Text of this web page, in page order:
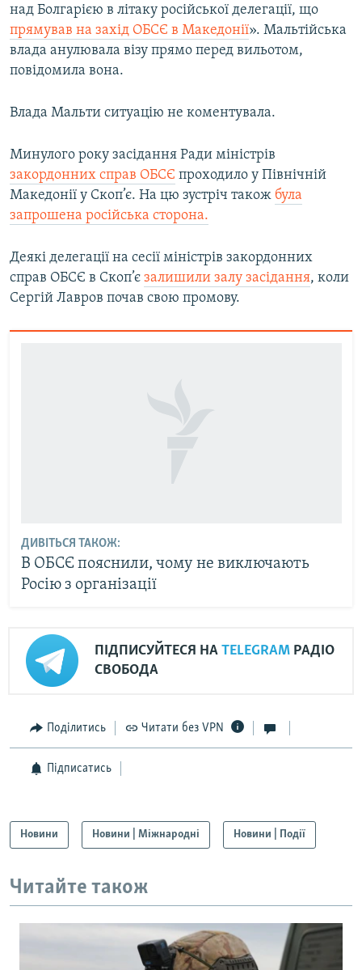
над Болгарією в літаку російської делегації, що
прямував на захід ОБСЄ в Македонії». Мальтійська
влада анулювала візу прямо перед вильотом,
повідомила вона.
Влада Мальти ситуацію не коментувала.
Минулого року засідання Ради міністрів
закордонних справ ОБСЄ проходило у Північній
Македонії у Скоп’є. На цю зустріч також була
запрошена російська сторона.
Деякі делегації на сесії міністрів закордонних
справ ОБСЄ в Скоп’є залишили залу засідання, коли
Сергій Лавров почав свою промову.
ДИВІТЬСЯ ТАКОЖ:
В ОБСЄ пояснили, чому не виключають
Росію з організації
ПІДПИСУЙТЕСЯ НА TELEGRAM РАДІО
СВОБОДА
Поділитись Читати без VPN
Підписатись
Новини Новини | Міжнародні Новини | Події
Читайте також